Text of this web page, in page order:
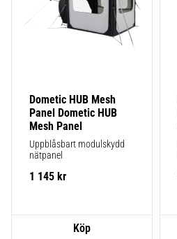
Dometic HUB Mesh
Panel Dometic HUB
Mesh Panel
Uppblåsbart modulskydd
nätpanel
1 145 kr